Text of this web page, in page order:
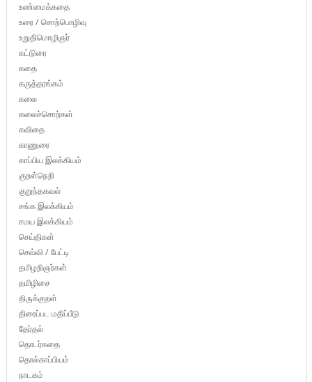
உண்மைக்கதை
உரை / சொற்பொழிவு
உறுதிமொழிஞர்
கட்டுரை
கதை
கருத்தரங்கம்
கலை
கலைச்சொற்கள்
கவிதை
காணுரை
காப்பிய இலக்கியம்
குறள்நெறி
குறுந்தகவல்
சங்க இலக்கியம்
சமய இலக்கியம்
செய்திகள்
செவ்வி / பேட்டி
தமிழறிஞர்கள்
தமிழிசை
திருக்குறள்
திரைப்பட மதிப்பீடு
தேர்தல்
தொடர்கதை
தொல்காப்பியம்
நாடகம்